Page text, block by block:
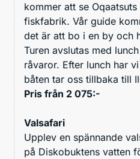
kommer att se
fiskfabrik. Vår guide
det är att bo i en by och
Turen avslutas med
råvaror. Efter lunch har
båten tar oss tillbaka till
Pris från 2 075:-
Valsafari
Upplev en spännande
på Diskobuktens vatten